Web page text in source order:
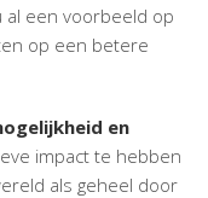
al een voorbeeld op
op een betere
en
impact te hebben
als geheel door